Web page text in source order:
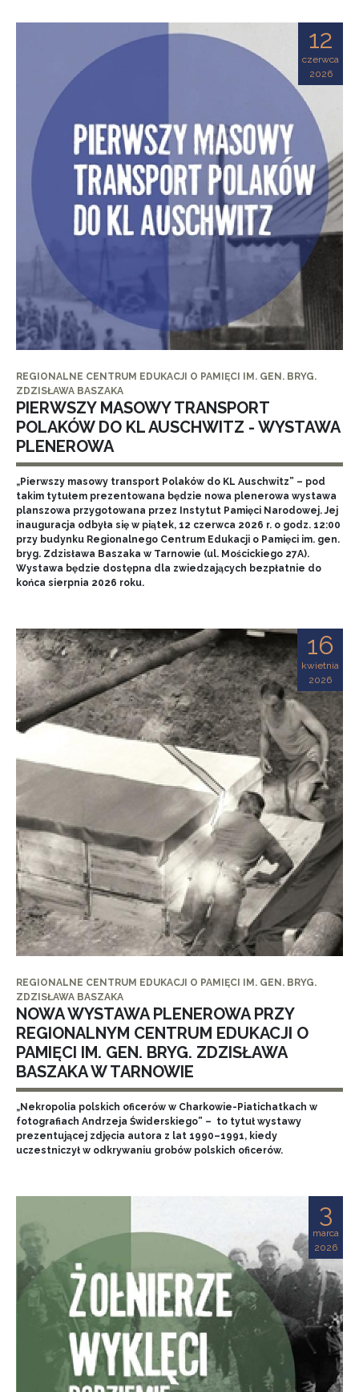
12
czerwca
2026
REGIONALNE CENTRUM EDUKACJI O PAMIĘCI IM. GEN. BRYG.
ZDZISŁAWA BASZAKA
PIERWSZY MASOWY TRANSPORT
POLAKÓW DO KL AUSCHWITZ - WYSTAWA
PLENEROWA
„Pierwszy masowy transport Polaków do KL Auschwitz” – pod
takim tytułem prezentowana będzie nowa plenerowa wystawa
planszowa przygotowana przez Instytut Pamięci Narodowej. Jej
inauguracja odbyła się w piątek, 12 czerwca 2026 r. o godz. 12:00
przy budynku Regionalnego Centrum Edukacji o Pamięci im. gen.
bryg. Zdzisława Baszaka w Tarnowie (ul. Mościckiego 27A).
Wystawa będzie dostępna dla zwiedzających bezpłatnie do
końca sierpnia 2026 roku.
16
kwietnia
2026
REGIONALNE CENTRUM EDUKACJI O PAMIĘCI IM. GEN. BRYG.
ZDZISŁAWA BASZAKA
NOWA WYSTAWA PLENEROWA PRZY
REGIONALNYM CENTRUM EDUKACJI O
PAMIĘCI IM. GEN. BRYG. ZDZISŁAWA
BASZAKA W TARNOWIE
„Nekropolia polskich oficerów w Charkowie-Piatichatkach w
fotografiach Andrzeja Świderskiego” – to tytuł wystawy
prezentującej zdjęcia autora z lat 1990–1991, kiedy
uczestniczył w odkrywaniu grobów polskich oficerów.
3
marca
2026